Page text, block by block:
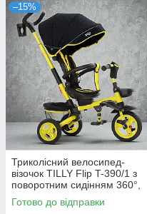
–15%
Триколісний велосипед-
візочок TILLY Flip T-390/1 з
поворотним сидінням 360°,
складною рамою та
капюшоном
Готово до відправки